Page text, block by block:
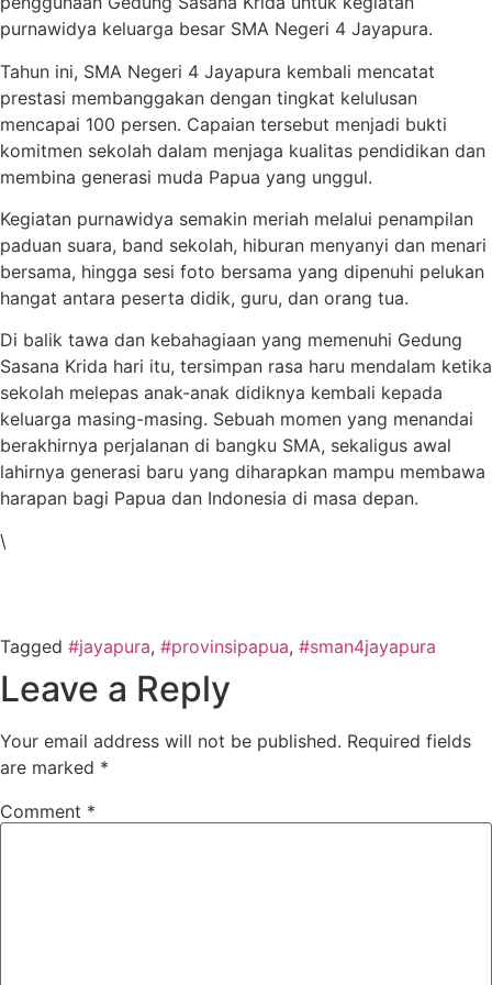
purnawidya keluarga besar SMA Negeri 4 Jayapura.
Tahun ini, SMA Negeri 4 Jayapura kembali mencatat
prestasi membanggakan dengan tingkat kelulusan
mencapai 100 persen. Capaian tersebut menjadi bukti
komitmen sekolah dalam menjaga kualitas pendidikan dan
membina generasi muda Papua yang unggul.
Kegiatan purnawidya semakin meriah melalui penampilan
paduan suara, band sekolah, hiburan menyanyi dan menari
bersama, hingga sesi foto bersama yang dipenuhi pelukan
hangat antara peserta didik, guru, dan orang tua.
Di balik tawa dan kebahagiaan yang memenuhi Gedung
Sasana Krida hari itu, tersimpan rasa haru mendalam ketika
sekolah melepas anak-anak didiknya kembali kepada
keluarga masing-masing. Sebuah momen yang menandai
berakhirnya perjalanan di bangku SMA, sekaligus awal
lahirnya generasi baru yang diharapkan mampu membawa
harapan bagi Papua dan Indonesia di masa depan.
\
Tagged #jayapura, #provinsipapua, #sman4jayapura
Leave a Reply
Your email address will not be published. Required fields
are marked *
Comment *